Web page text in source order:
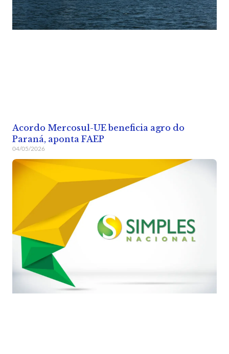
Acordo Mercosul-UE beneficia agro do
Paraná, aponta FAEP
04/05/2026